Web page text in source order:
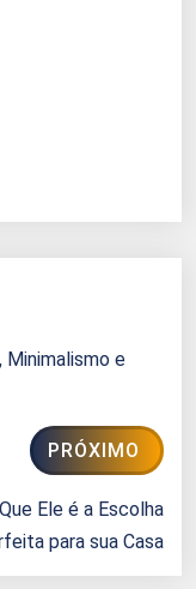
Minimalismo e
PRÓXIMO
Ele é a Escolha
para sua Casa